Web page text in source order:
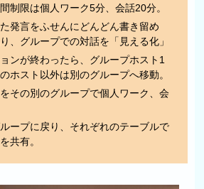
制限は個人ワーク5分、会話20分。
発言をふせんにどんどん書き留め
、グループでの対話を「見える化」
ンが終わったら、グループホスト1
ホスト以外は別のグループへ移動。
その別のグループで個人ワーク、会
ープに戻り、それぞれのテーブルで
共有。